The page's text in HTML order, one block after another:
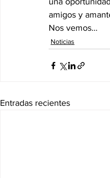
amigos y
Nos vemos…
Noticias
Entradas recientes